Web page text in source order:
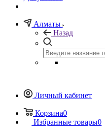
Алматы
Назад
Личный кабинет
Корзина0
Избранные товары0